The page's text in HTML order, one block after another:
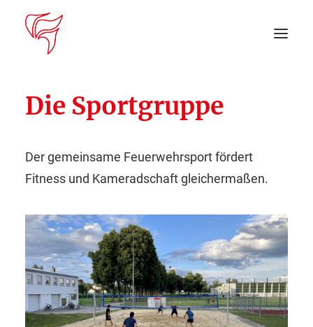
Startseite
Aktuelles
Suche
Die Sportgruppe
Der gemeinsame Feuerwehrsport fördert
Fitness und Kameradschaft gleichermaßen.